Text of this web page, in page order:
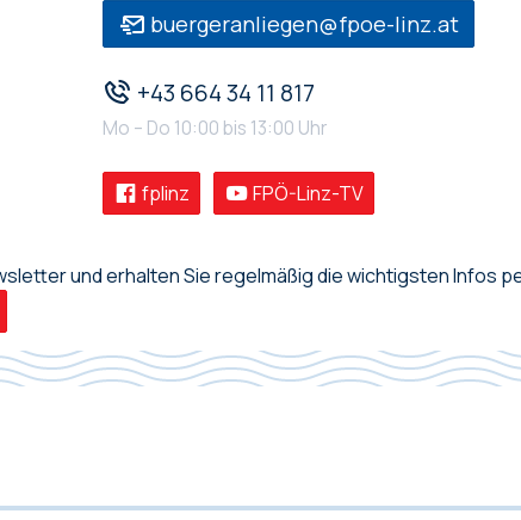
buergeranliegen@fpoe-linz.at
+43 664 34 11 817
Mo – Do 10:00 bis 13:00 Uhr
fplinz FPÖ-Linz-TV
und erhalten Sie regelmäßig die wichtigsten Infos